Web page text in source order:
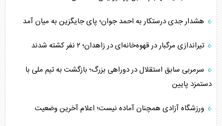
هشدار جدی درستکار به احمد جوان؛ پای جایگزین به میان آمد
تیراندازی مرگبار در قهوه‌خانه‌ای در زاهدان؛ ۲ نفر کشته شدند
سرمربی سابق استقلال در دوراهی بزرگ؛ بازگشت به تیم ملی با
دستمزد پایین
ورزشگاه آزادی همچنان آماده نیست؛ اعلام آخرین وضعیت